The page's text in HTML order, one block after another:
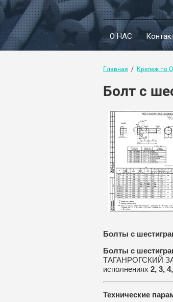
О НАС
Главная
  /
Крепеж по
Болт с
Болты с
Болты с
ТАГАНРОГСКИЙ
исполнениях 2, 3,
Технические